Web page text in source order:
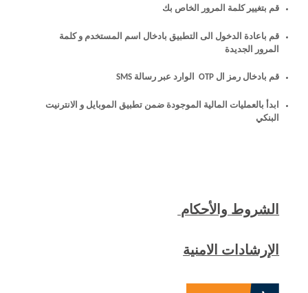
قم بتغيير كلمة المرور الخاص بك
قم باعادة الدخول الى التطبيق بادخال اسم المستخدم و كلمة
المرور الجديدة
قم بادخال رمز ال OTP الوارد عبر رسالة SMS
ابدأ بالعمليات المالية الموجودة ضمن تطبيق الموبايل و الانترنيت
البنكي
الشروط والأحكام
الإرشادات الامنية